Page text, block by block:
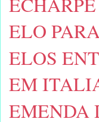
ELO
ELOS
EM
EMENDA